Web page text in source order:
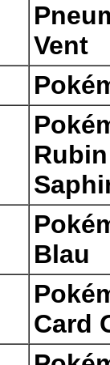
Vent
Blau
Card